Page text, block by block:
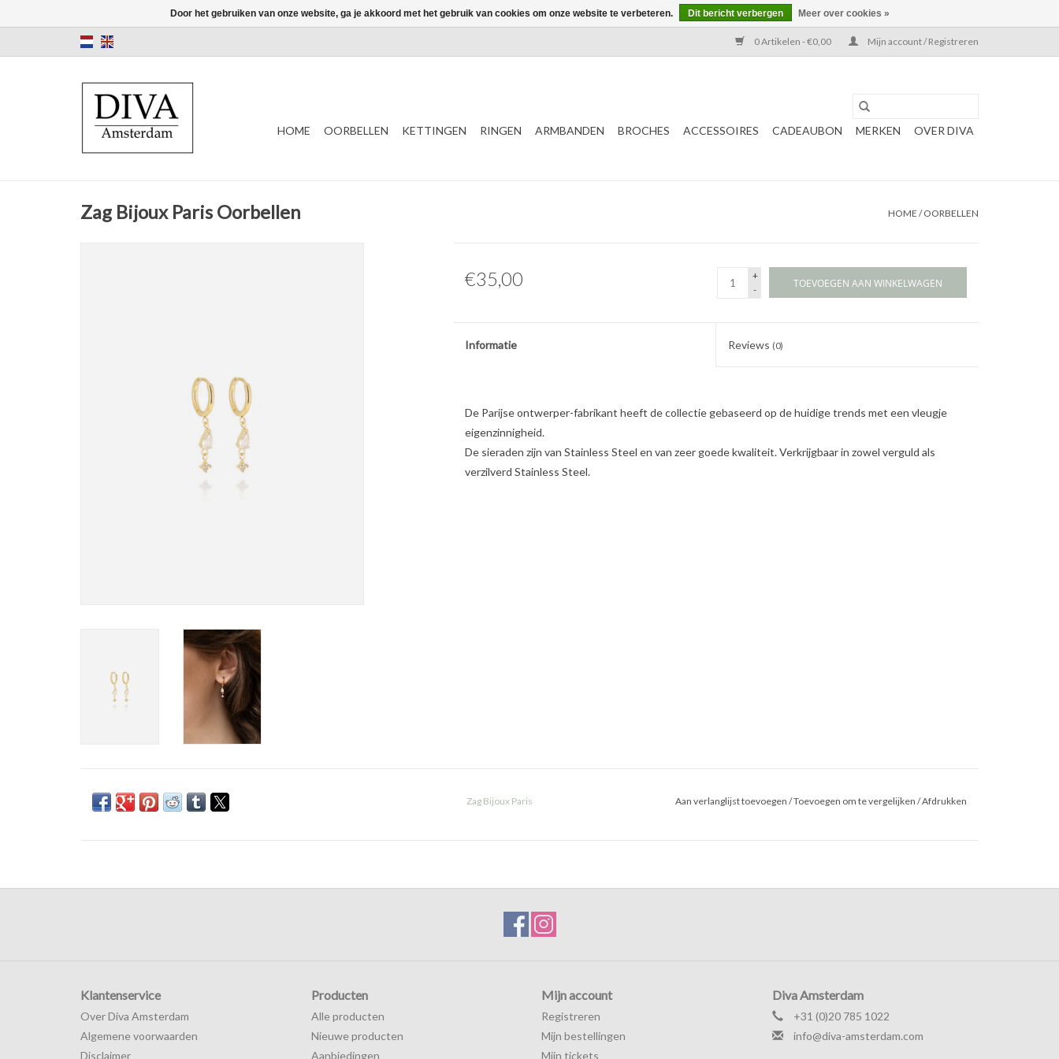
0 Artikelen - €0,00 Mijn account / Registreren
HOME OORBELLEN KETTINGEN RINGEN ARMBANDEN BROCHES ACCESSOIRES CADEAUBON MERKEN OVER DIVA
Zag Bijoux Paris Oorbellen HOME /OORBELLEN
€35,00
+
-
TOEVOEGEN AAN WINKELWAGEN
Informatie Reviews (0)
De Parijse ontwerper-fabrikant heeft de collectie gebaseerd op de huidige trends met een vleugje
eigenzinnigheid.
De sieraden zijn van Stainless Steel en van zeer goede kwaliteit. Verkrijgbaar in zowel verguld als
verzilverd Stainless Steel.
Zag Bijoux Paris Aan verlanglijst toevoegen /Toevoegen om te vergelijken /Afdrukken
Klantenservice
Over Diva Amsterdam
Algemene voorwaarden
Disclaimer
Producten
Alle producten
Nieuwe producten
Aanbiedingen
Mijn account
Registreren
Mijn bestellingen
Mijn tickets
Diva Amsterdam
+31 (0)20 785 1022
info@diva-amsterdam.com
Door het gebruiken van onze website, ga je akkoord met het gebruik van cookies om onze website te verbeteren. Dit bericht verbergen Meer over cookies »